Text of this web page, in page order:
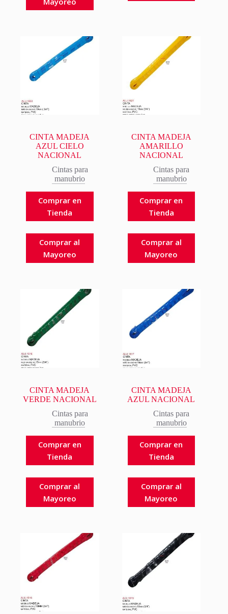
CINTA MADEJA
AZUL CIELO
NACIONAL
Cintas para
manubrio
Comprar en
Tienda
Comprar al
Mayoreo
CINTA MADEJA
AMARILLO
NACIONAL
Cintas para
manubrio
Comprar en
Tienda
Comprar al
Mayoreo
CINTA MADEJA
VERDE NACIONAL
Cintas para
manubrio
Comprar en
Tienda
Comprar al
Mayoreo
CINTA MADEJA
AZUL NACIONAL
Cintas para
manubrio
Comprar en
Tienda
Comprar al
Mayoreo